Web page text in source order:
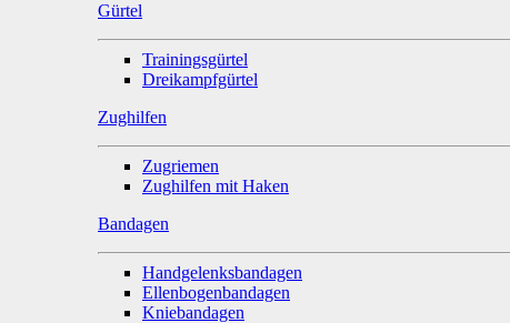
Gürtel
Trainingsgürtel
Dreikampfgürtel
Zughilfen
Zugriemen
Zughilfen mit Haken
Bandagen
Handgelenksbandagen
Ellenbogenbandagen
Kniebandagen